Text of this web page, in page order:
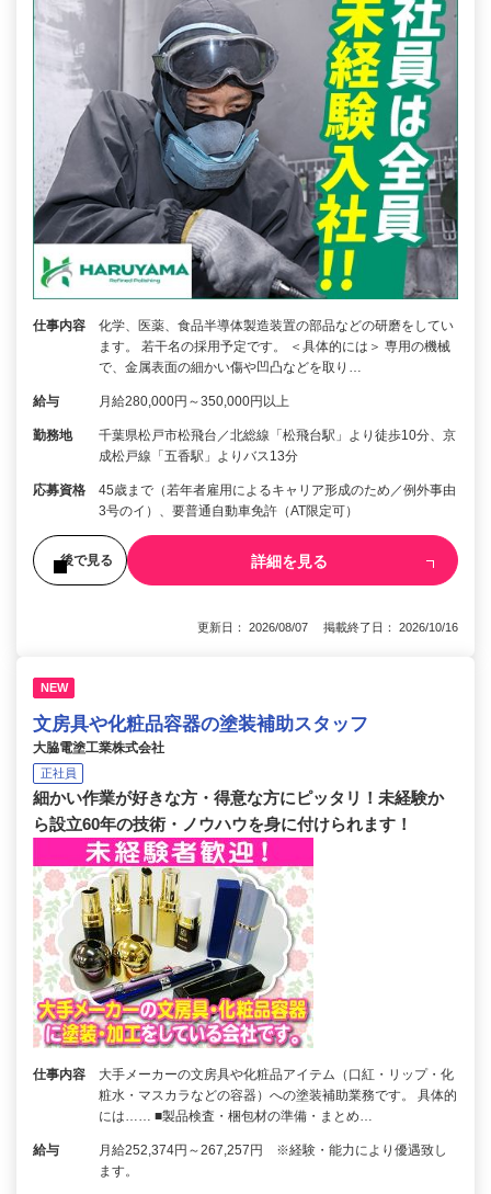
仕事内容
化学、医薬、食品半導体製造装置の部品などの研磨をしてい
ます。 若干名の採用予定です。 ＜具体的には＞ 専用の機械
で、金属表面の細かい傷や凹凸などを取り…
給与 月給280,000円～350,000円以上
勤務地
千葉県松戸市松飛台／北総線「松飛台駅」より徒歩10分、京
成松戸線「五香駅」よりバス13分
応募資格
45歳まで（若年者雇用によるキャリア形成のため／例外事由
3号のイ）、要普通自動車免許（AT限定可）
後で見る 詳細を見る
更新日： 2026/08/07 掲載終了日： 2026/10/16
NEW
文房具や化粧品容器の塗装補助スタッフ
大脇電塗工業株式会社
正社員
細かい作業が好きな方・得意な方にピッタリ！未経験か
ら設立60年の技術・ノウハウを身に付けられます！
仕事内容
大手メーカーの文房具や化粧品アイテム（口紅・リップ・化
粧水・マスカラなどの容器）への塗装補助業務です。 具体的
には…… ■製品検査・梱包材の準備・まとめ…
給与
月給252,374円～267,257円 ※経験・能力により優遇致し
ます。